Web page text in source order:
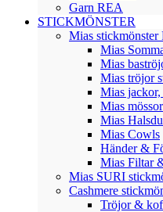
Garn REA
STICKMÖNSTER
Mias stickmönster
Mias
Mias
Mias tröjor
Mias
Mias mössor
Mias
Mias Cowls
Händer &
Mias Filtar
Mias SURI
Cashmere
Tröjor &